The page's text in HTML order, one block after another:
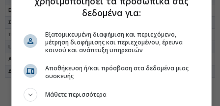
ΕΛΒΕ Ενδυμάτων 15.663 14.195
Σπύρου
Τεχνική Ολυμπιακή 20.368 19.114 3.673 6.304
Lamda Development 567.200 665.000 90.500 46.300
AS Company
Δάιος Πλαστικά 63.367 58.065 9.882 7.443
#Εισηγμένες Χρηματιστήριο
δεδομένα για:
Εξατομικευμένη διαφήμιση και περιεχόμενο,
μέτρηση διαφήμισης και περιεχομένου, έρευνα
κοινού και ανάπτυξη υπηρεσιών
Αποθήκευση ή/και πρόσβαση στα δεδομένα μιας
συσκευής
Μάθετε περισσότερα